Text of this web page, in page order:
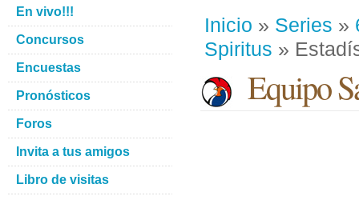
Inicio » Series »
Spiritus »
Equipo
En vivo!!!
Concursos
Encuestas
Pronósticos
Foros
Invita a tus amigos
Libro de visitas